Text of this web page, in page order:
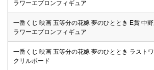
ラワーエプロンフィギュア
一番くじ 映画 五等分の花嫁 夢のひととき E賞 中
ラワーエプロンフィギュア
一番くじ 映画 五等分の花嫁 夢のひととき ラスト
クリルボード